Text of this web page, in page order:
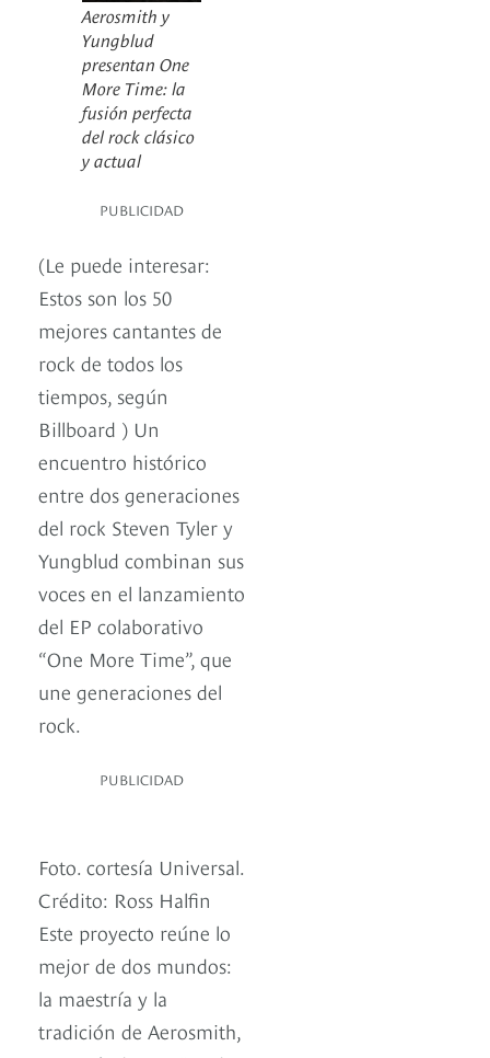
Aerosmith y
Yungblud
presentan One
More Time: la
fusión perfecta
del rock clásico
y actual
PUBLICIDAD
(Le puede interesar:
Estos son los 50
mejores cantantes de
rock de todos los
tiempos, según
Billboard ) Un
encuentro histórico
entre dos generaciones
del rock Steven Tyler y
Yungblud combinan sus
voces en el lanzamiento
del EP colaborativo
“One More Time”, que
une generaciones del
rock.
PUBLICIDAD
Foto. cortesía Universal.
Crédito: Ross Halfin
Este proyecto reúne lo
mejor de dos mundos:
la maestría y la
tradición de Aerosmith,